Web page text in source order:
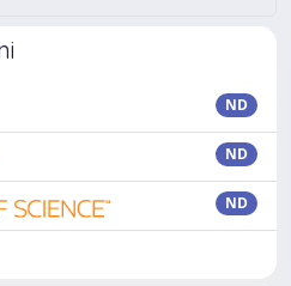
ND
ND
ND